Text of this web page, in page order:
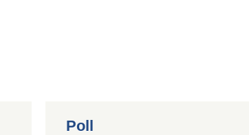
Poll